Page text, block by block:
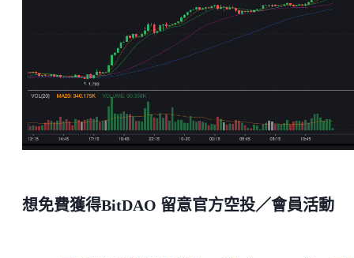
想免費獲得BitDAO 留意官方空投／會員活動